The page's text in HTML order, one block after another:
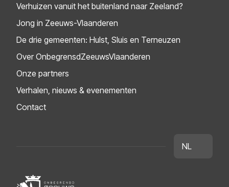
Verhuizen vanuit het buitenland naar Zeeland?
Jong in Zeeuws-Vlaanderen
De drie gemeenten: Hulst, Sluis en Terneuzen
Over OnbegrensdZeeuwsVlaanderen
Onze partners
Verhalen, nieuws & evenementen
Contact
NL